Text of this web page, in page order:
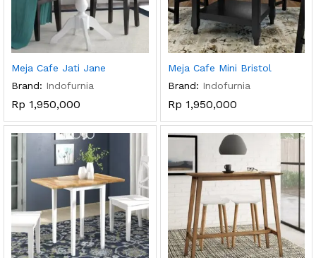
Meja Cafe Jati Jane
Brand: Indofurnia
Rp 1,950,000
Meja Cafe Mini Bristol
Brand: Indofurnia
Rp 1,950,000